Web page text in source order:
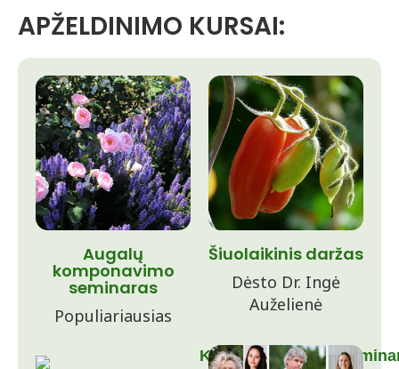
APŽELDINIMO KURSAI:
Augalų
komponavimo
seminaras
Populiariausias
Šiuolaikinis daržas
Dėsto Dr. Ingė
Auželienė